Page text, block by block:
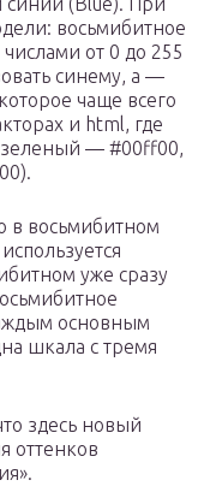
восьмибитное
числами от 0 до 255
синему, а —
чаще всего
и html, где
зеленый — #00ff00,
в восьмибитном
уже сразу
основным
шкала с тремя
здесь новый
оттенков